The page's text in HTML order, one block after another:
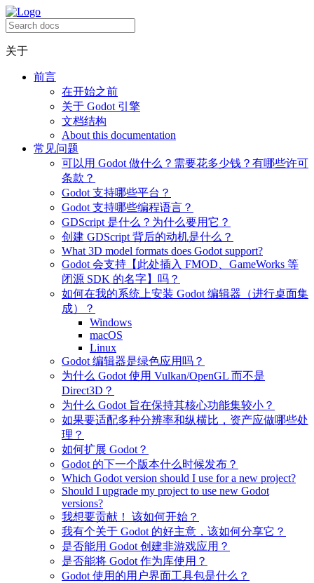
关于
前言
在开始之前
关于 Godot 引擎
文档结构
About this documentation
常见问题
可以用 Godot 做什么？需要花多少钱？有哪些许可
条款？
Godot 支持哪些平台？
Godot 支持哪些编程语言？
GDScript 是什么？为什么要用它？
创建 GDScript 背后的动机是什么？
What 3D model formats does Godot support?
Godot 会支持【此处插入 FMOD、GameWorks 等
闭源 SDK 的名字】吗？
如何在我的系统上安装 Godot 编辑器（进行桌面集
成）？
Windows
macOS
Linux
Godot 编辑器是绿色应用吗？
为什么 Godot 使用 Vulkan/OpenGL 而不是
Direct3D？
为什么 Godot 旨在保持其核心功能集较小？
如果要适配多种分辨率和纵横比，资产应做哪些处
理？
如何扩展 Godot？
Godot 的下一个版本什么时候发布？
Which Godot version should I use for a new project?
Should I upgrade my project to use new Godot
versions?
我想要贡献！ 该如何开始？
我有个关于 Godot 的好主意，该如何分享它？
是否能用 Godot 创建非游戏应用？
是否能将 Godot 作为库使用？
Godot 使用的用户界面工具包是什么？